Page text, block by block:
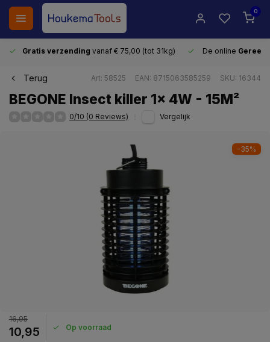
0
Gratis verzending vanaf € 75,00 (tot 31kg) De online
Terug Art: 58525 EAN: 8715063585259 SKU: 16344
BEGONE Insect killer 1x 4W - 15M²
0/10 (0 Reviews) Vergelijk
-35%
16,95
10,95 Op voorraad